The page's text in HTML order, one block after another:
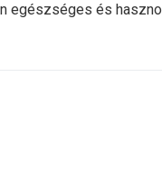
egészséges és